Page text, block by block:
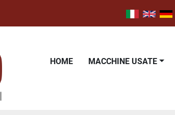
HOME MACCHINE USATE